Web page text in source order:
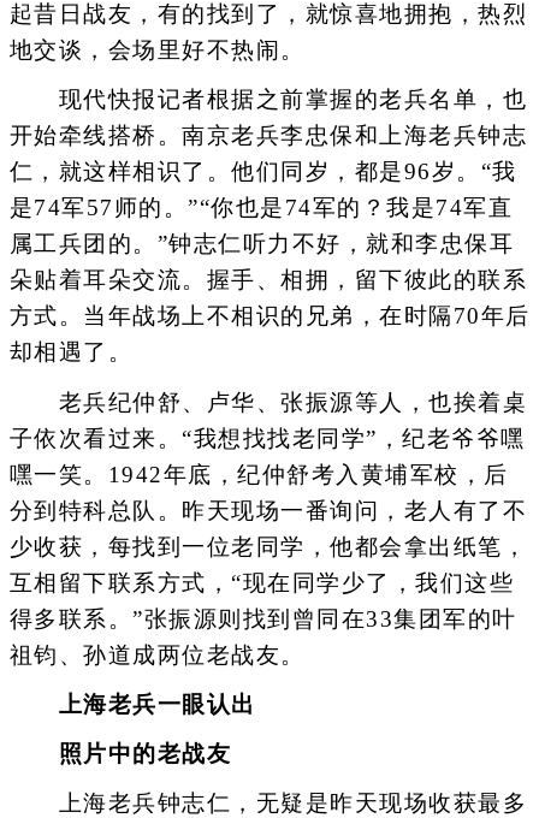
起昔日战友，有的找到了，就惊喜地拥抱，热烈
地交谈，会场里好不热闹。
现代快报记者根据之前掌握的老兵名单，也
开始牵线搭桥。南京老兵李忠保和上海老兵钟志
仁，就这样相识了。他们同岁，都是96岁。“我
是74军57师的。”“你也是74军的？我是74军直
属工兵团的。”钟志仁听力不好，就和李忠保耳
朵贴着耳朵交流。握手、相拥，留下彼此的联系
方式。当年战场上不相识的兄弟，在时隔70年后
却相遇了。
老兵纪仲舒、卢华、张振源等人，也挨着桌
子依次看过来。“我想找找老同学”，纪老爷爷嘿
嘿一笑。1942年底，纪仲舒考入黄埔军校，后
分到特科总队。昨天现场一番询问，老人有了不
少收获，每找到一位老同学，他都会拿出纸笔，
互相留下联系方式，“现在同学少了，我们这些
得多联系。”张振源则找到曾同在33集团军的叶
祖钧、孙道成两位老战友。
上海老兵一眼认出
照片中的老战友
上海老兵钟志仁，无疑是昨天现场收获最多